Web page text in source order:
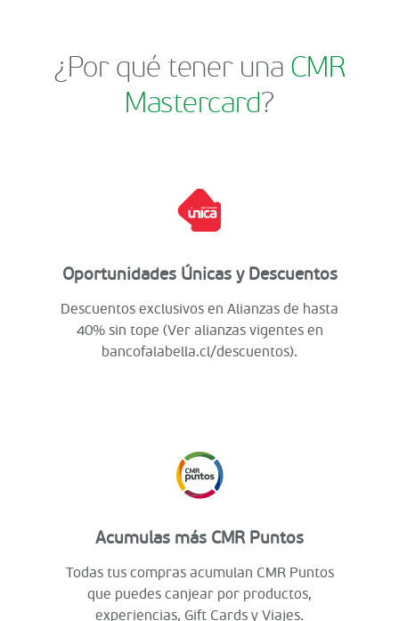
¿Por qué tener una CMR
Mastercard?
Oportunidades Únicas y Descuentos
Descuentos exclusivos en Alianzas de hasta
40% sin tope (Ver alianzas vigentes en
bancofalabella.cl/descuentos).
Acumulas más CMR Puntos
Todas tus compras acumulan CMR Puntos
que puedes canjear por productos,
experiencias, Gift Cards y Viajes.